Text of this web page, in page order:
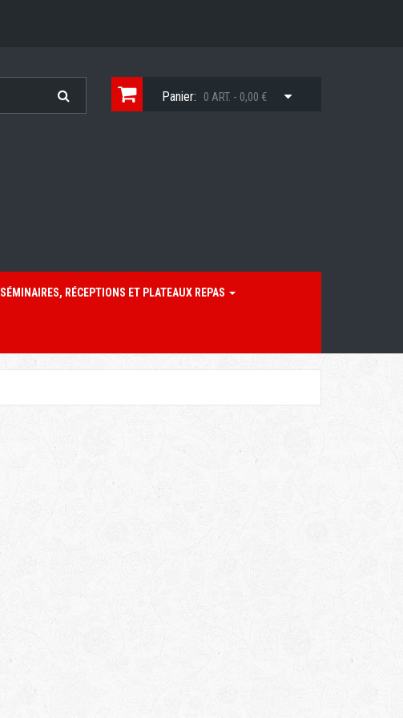
Panier: 0 ART. - 0,00 €
SÉMINAIRES, RÉCEPTIONS ET PLATEAUX REPAS